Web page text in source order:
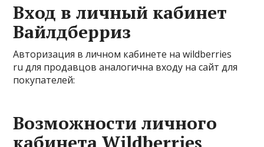
Вход в личный кабинет
Вайлдберриз
Авторизация в личном кабинете на wildberries
ru для продавцов аналогична входу на сайт для
покупателей:
Возможности личного